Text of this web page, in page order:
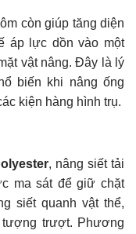
còn giúp tăng diện
áp lực dồn vào một
vật nâng. Đây là lý
biến khi nâng ống
kiện hàng hình trụ.
, nâng siết tải
ma sát để giữ chặt
siết quanh vật thể,
trượt. Phương